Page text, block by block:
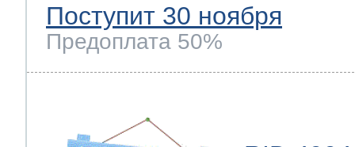
Поступит 30 ноября
Предоплата 50%